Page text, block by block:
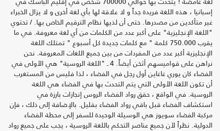
إسبانيا ، هذه اللغة فريدة جداً و لا علاقة لها بأي لغة أخرى و لا يزال الخبراء
غير متأكدين من مصدرها. حتى أن لذيها نظام الترقيم الخاص بها. / تحتوي
"اللغة الإنجليزية" على أكبر عدد من الكلمات من أي لغة معروفة. في ما
يقرب 750.000 كلمة " مع كلمات جديدة كل أسبوع " تمتلك اللغة
الإنجليزية أكبر عدد من المفردات من بين جميع اللغات المعروفة. نحن
نراهن على قواميسهم أثخن أيضاً. 4 ـ "اللغة الروسية" هي الأولى في
الفضاء كان يوري غاغاين أول رجل في الفضاء ، لذا فليس من المستغرب
أن تكون اللغة الأولى التي يتم التحدث بها في الفضاء هي اللغة
الروسية. في الواقع ، حقق رواد الفضاء الروس إنجازات بارزة في
استكشاف الفضاء قبل باقي رواد الفضاء بقليل. بالإضافة إلى ذلك ، فإن
مركبة الفضاء سويوز هي الوسيلة الوحيدة للسفر إلى محطة الفضاء
الدولية. نظراً لأن جميع عناصر التحكم باللغة الروسية ، يجب على جميع رواد